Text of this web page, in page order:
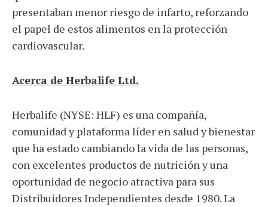
presentaban menor riesgo de infarto, reforzando
el papel de estos alimentos en la protección
cardiovascular.
Acerca de Herbalife Ltd.
Herbalife (NYSE: HLF) es una compañía,
comunidad y plataforma líder en salud y bienestar
que ha estado cambiando la vida de las personas,
con excelentes productos de nutrición y una
oportunidad de negocio atractiva para sus
Distribuidores Independientes desde 1980. La